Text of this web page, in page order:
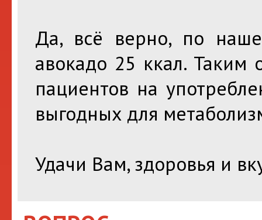
Да, всё верно, по
авокадо 25 ккал.
пациентов на
выгодных для
Удачи Вам, здоровья и